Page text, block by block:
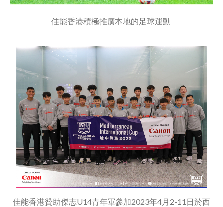
佳能香港積極推廣本地的足球運動
佳能香港贊助傑志U14青年軍參加2023年4月2-11日於西